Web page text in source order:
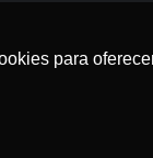
para